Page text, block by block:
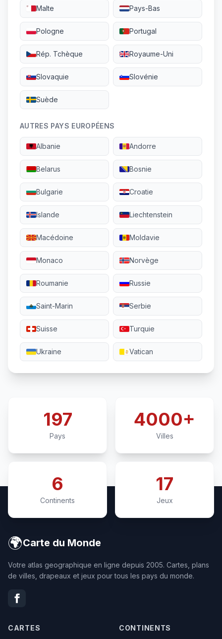
Malte Pays-Bas
Pologne Portugal
Rép. Tchèque Royaume-Uni
Slovaquie Slovénie
Suède
AUTRES PAYS EUROPÉENS
Albanie Andorre
Belarus Bosnie
Bulgarie Croatie
Islande Liechtenstein
Macédoine Moldavie
Monaco Norvège
Roumanie Russie
Saint-Marin Serbie
Suisse Turquie
Ukraine Vatican
197
Pays
4000+
Villes
6
Continents
17
Jeux
🌍Carte du Monde
Votre atlas geographique en ligne depuis 2005. Cartes, plans
de villes, drapeaux et jeux pour tous les pays du monde.
CARTES CONTINENTS